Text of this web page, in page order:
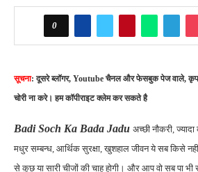
0
सूचना: दूसरे ब्लॉगर, Youtube चैनल और फेसबुक पेज वाले,
चोरी ना करे। हम कॉपीराइट क्लेम कर सकते है
Badi Soch Ka Bada Jadu अच्छी नौकरी, ज्यादा
मधुर सम्बन्ध, आर्थिक सुरक्षा, खुशहाल जीवन ये सब किसे
से कुछ या सारी चीजों की चाह होगी। और आप वो सब पा